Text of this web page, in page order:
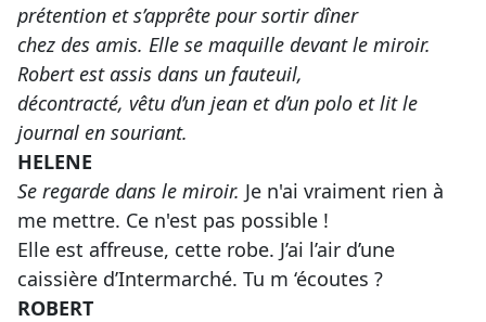
prétention et s’apprête pour sortir dîner
chez des amis. Elle se maquille devant le miroir.
Robert est assis dans un fauteuil,
décontracté, vêtu d’un jean et d’un polo et lit le
journal en souriant.
HELENE
Se regarde dans le miroir. Je n'ai vraiment rien à
me mettre. Ce n'est pas possible !
Elle est affreuse, cette robe. J’ai l’air d’une
caissière d’Intermarché. Tu m ‘écoutes ?
ROBERT